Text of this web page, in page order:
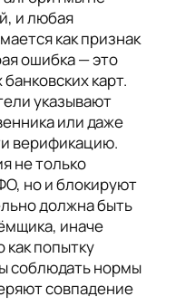
и любая
как признак
ошибка — это
карт.
указывают
или даже
верификацию.
не только
но и блокируют
должна быть
иначе
как попытку
соблюдать нормы
совпадение